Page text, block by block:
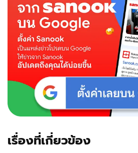
เรื่องที่เกี่ยวข้อง